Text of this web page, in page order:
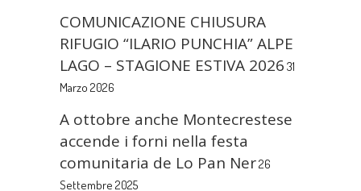
COMUNICAZIONE CHIUSURA
RIFUGIO “ILARIO PUNCHIA” ALPE
LAGO – STAGIONE ESTIVA 2026 31
Marzo 2026
A ottobre anche Montecrestese
accende i forni nella festa
comunitaria de Lo Pan Ner26
Settembre 2025